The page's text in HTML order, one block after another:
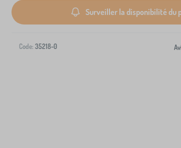
Surveiller la disponibilité du
Code: 35218-0